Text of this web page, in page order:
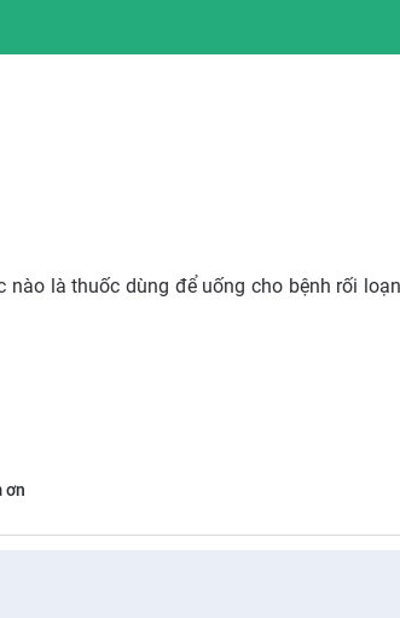
nào là thuốc dùng để uống cho bệnh rối
ơn